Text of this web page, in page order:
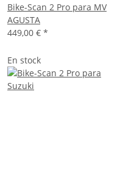
Bike-Scan 2 Pro para MV
AGUSTA
449,00 € *
En stock